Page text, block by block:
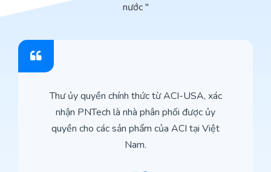
nước "
Thư ủy quyền chính thức từ ACI-USA, xác
nhận PNTech là nhà phân phối được ủy
quyền cho các sản phẩm của ACI tại Việt
Nam.